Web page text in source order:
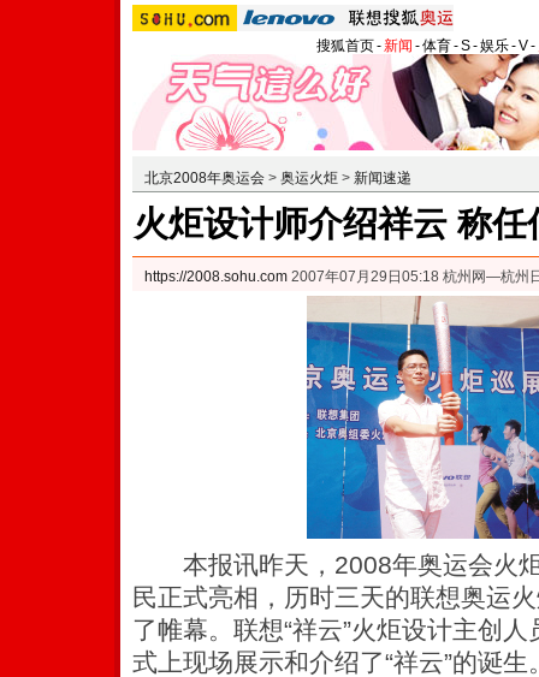
搜狐首页-新闻 -体育-S-娱乐-V-
北京2008年奥运会 > 奥运火炬 > 新闻速递
火炬设计师介绍祥云 称
https://2008.sohu.com 2007年07月29日05:18 杭州网—杭州
本报讯昨天，2008年奥运会火炬
民正式亮相，历时三天的联想奥运
了帷幕。联想“祥云”火炬设计主创
式上现场展示和介绍了“祥云”的诞生